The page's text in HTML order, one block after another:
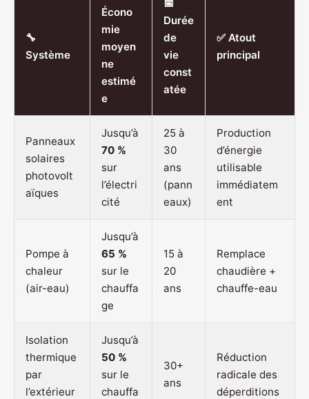
🔧
Système
Écono
mie
moyen
ne
estimé
e
📅
Durée
de
vie
const
atée
✅ Atout
principal
Panneaux
solaires
photovolt
aïques
Jusqu’à
70 %
sur
l’électri
cité
25 à
30
ans
(pann
eaux)
Production
d’énergie
utilisable
immédiatem
ent
Pompe à
chaleur
(air-eau)
Jusqu’à
65 %
sur le
chauffa
ge
15 à
20
ans
Remplace
chaudière +
chauffe-eau
Isolation
thermique
par
l’extérieur
Jusqu’à
50 %
sur le
chauffa
30+
ans
Réduction
radicale des
déperditions